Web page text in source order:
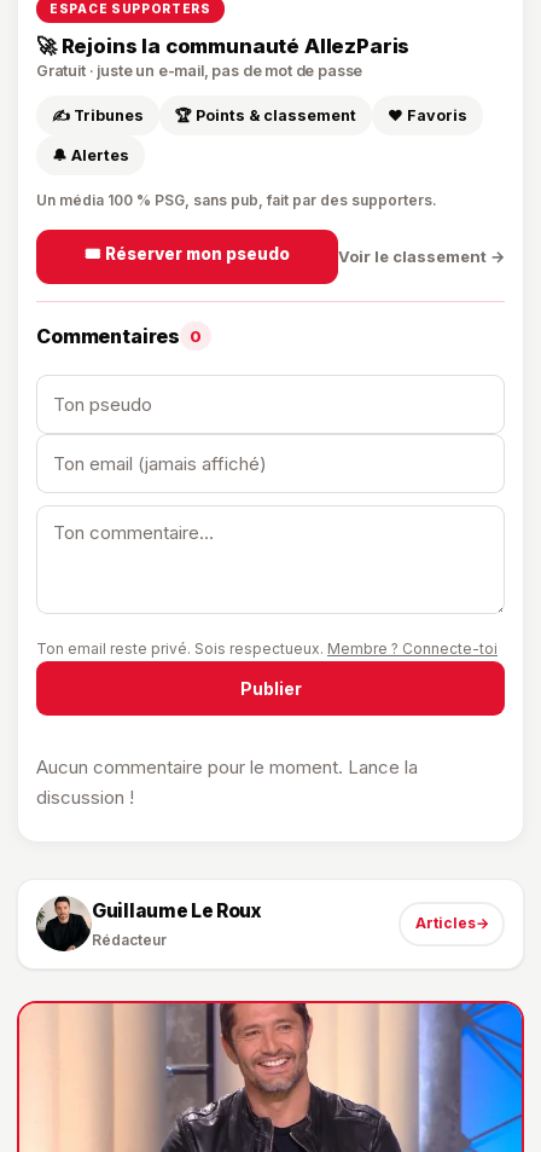
ESPACE SUPPORTERS
🚀 Rejoins la communauté AllezParis
Gratuit · juste un e-mail, pas de mot de passe
✍️ Tribunes 🏆 Points & classement ❤️ Favoris
🔔 Alertes
Un média 100 % PSG, sans pub, fait par des supporters.
🎟️ Réserver mon pseudo Voir le classement →
Commentaires 0
Ton email reste privé. Sois respectueux. Membre ? Connecte-toi
Publier
Aucun commentaire pour le moment. Lance la
discussion !
Guillaume Le Roux
Rédacteur
Articles→